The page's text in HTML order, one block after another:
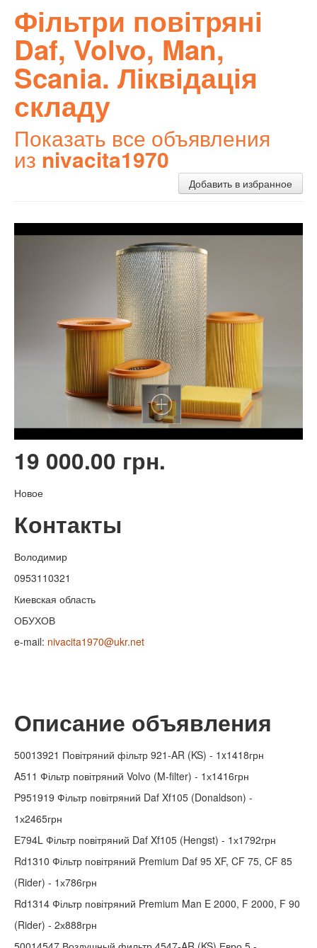
Фільтри повітряні
Daf, Volvo, Man,
Scania. Ліквідація
складу
Показать все объявления
из nivacita1970
Добавить в избранное
19 000.00 грн.
Новое
Контакты
Володимир
0953110321
Киевская область
ОБУХОВ
e-mail: nivacita1970@ukr.net
Описание объявления
50013921 Повітряний фільтр 921-AR (KS) - 1x1418грн
A511 Фільтр повітряний Volvo (M-filter) - 1х1416грн
P951919 Фільтр повітряний Daf Xf105 (Donaldson) -
1х2465грн
E794L Фільтр повітряний Daf Xf105 (Hengst) - 1х1792грн
Rd1310 Фільтр повітряний Premium Daf 95 XF, CF 75, CF 85
(Rider) - 1х786грн
Rd1314 Фільтр повітряний Premium Man E 2000, F 2000, F 90
(Rider) - 2х888грн